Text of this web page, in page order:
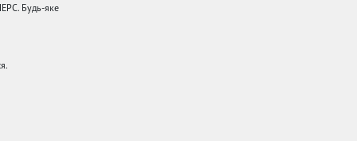
Будь-яке